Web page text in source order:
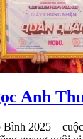
Anh
Bình 2025 –